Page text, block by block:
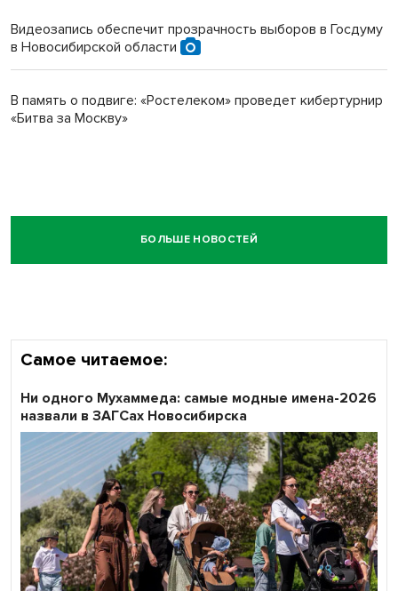
Видеозапись обеспечит прозрачность выборов в Госдуму
в Новосибирской области
В память о подвиге: «Ростелеком» проведет кибертурнир
«Битва за Москву»
БОЛЬШЕ НОВОСТЕЙ
Самое читаемое:
Ни одного Мухаммеда: самые модные имена-2026
назвали в ЗАГСах Новосибирска